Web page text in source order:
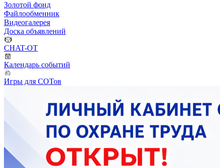
Золотой фонд
Файлообменник
Видеогалерея
Доска объявлений
CHAT-OT
Календарь событий
Игры для СОТов